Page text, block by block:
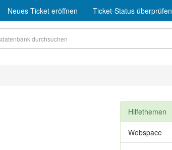
Neues Ticket eröffnen Ticket-Status überprüfen
Hilfethemen
Webspace